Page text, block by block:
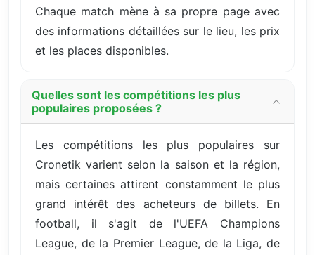
Chaque match mène à sa propre page avec
des informations détaillées sur le lieu, les prix
et les places disponibles.
Quelles sont les compétitions les plus
populaires proposées ?
Les compétitions les plus populaires sur
Cronetik varient selon la saison et la région,
mais certaines attirent constamment le plus
grand intérêt des acheteurs de billets. En
football, il s'agit de l'UEFA Champions
League, de la Premier League, de la Liga, de